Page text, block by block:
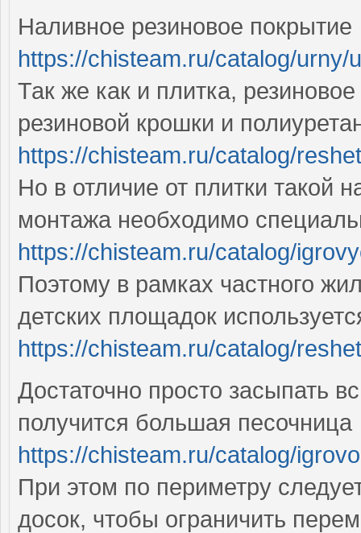
Наливное резиновое покрытие
https://chisteam.ru/catalog/
Так же как и плитка,
резиновой крошки и
https://chisteam.ru/catalog/
Но в отличие от плитки такой
монтажа необходимо
https://chisteam.ru/catalog/
Поэтому в рамках частного
детских площадок
https://chisteam.ru/catalog/
Достаточно просто засыпать
получится большая песочница
https://chisteam.ru/catalog/
При этом по периметру
досок, чтобы ограничить